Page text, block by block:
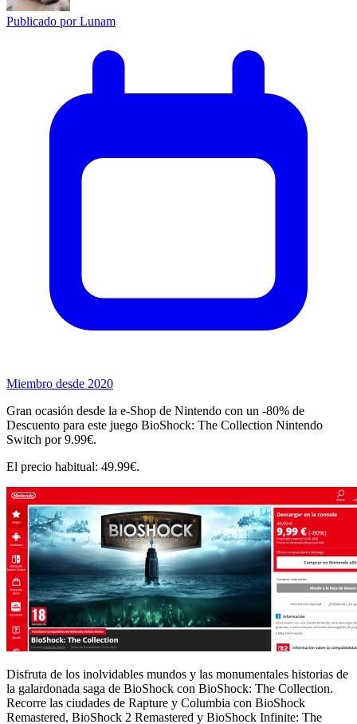
Publicado porLunam
Miembro desde 2020
Gran ocasión desde la e-Shop de Nintendo con un -80% de
Descuento para este juego BioShock: The Collection Nintendo
Switch por 9.99€.
El precio habitual: 49.99€.
Disfruta de los inolvidables mundos y las monumentales historias de
la galardonada saga de BioShock con BioShock: The Collection.
Recorre las ciudades de Rapture y Columbia con BioShock
Remastered, BioShock 2 Remastered y BioShock Infinite: The